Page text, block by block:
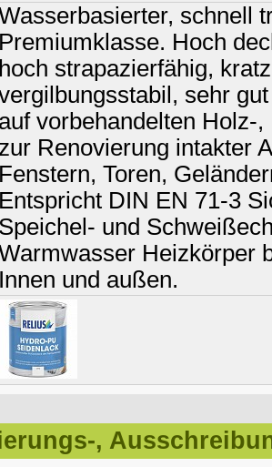
schnell
Premiumklasse. Hoch
hoch strapazierfähig,
sehr
auf vorbehandelten Holz-
zur Renovierung intakter
Fenstern, Toren,
Entspricht DIN EN 71-3
Speichel- und
Heizkörper
Innen und außen.
,